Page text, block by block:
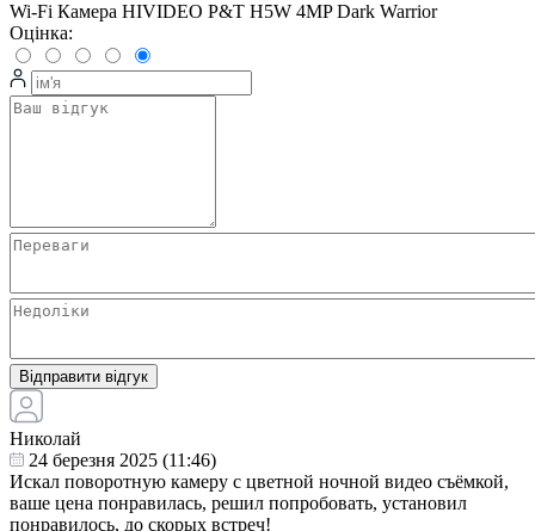
Wi-Fi Камера HIVIDEO P&T H5W 4MP Dark Warrior
Оцінка:
Відправити відгук
Николай
24 березня 2025 (11:46)
Искал поворотную камеру с цветной ночной видео съёмкой,
ваше цена понравилась, решил попробовать, установил
понравилось, до скорых встреч!